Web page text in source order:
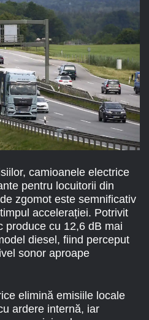
camioanele electrice
pentru locuitorii din
zgomot este semnificativ
accelerației. Potrivit
produce cu 12,6 dB mai
diesel, fiind perceput
sonor aproape
elimină emisiile locale
ardere internă, iar